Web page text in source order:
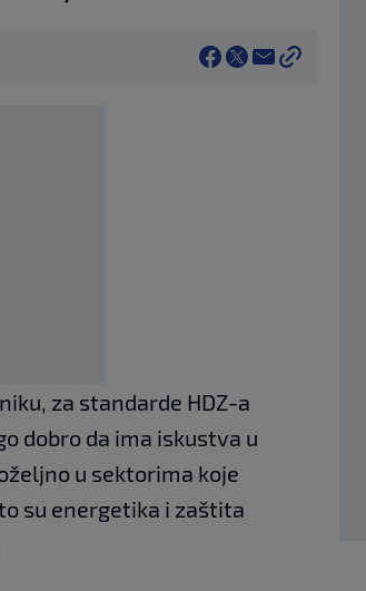
za standarde HDZ-a
dobro da ima iskustva u
u sektorima koje
su energetika i zaštita